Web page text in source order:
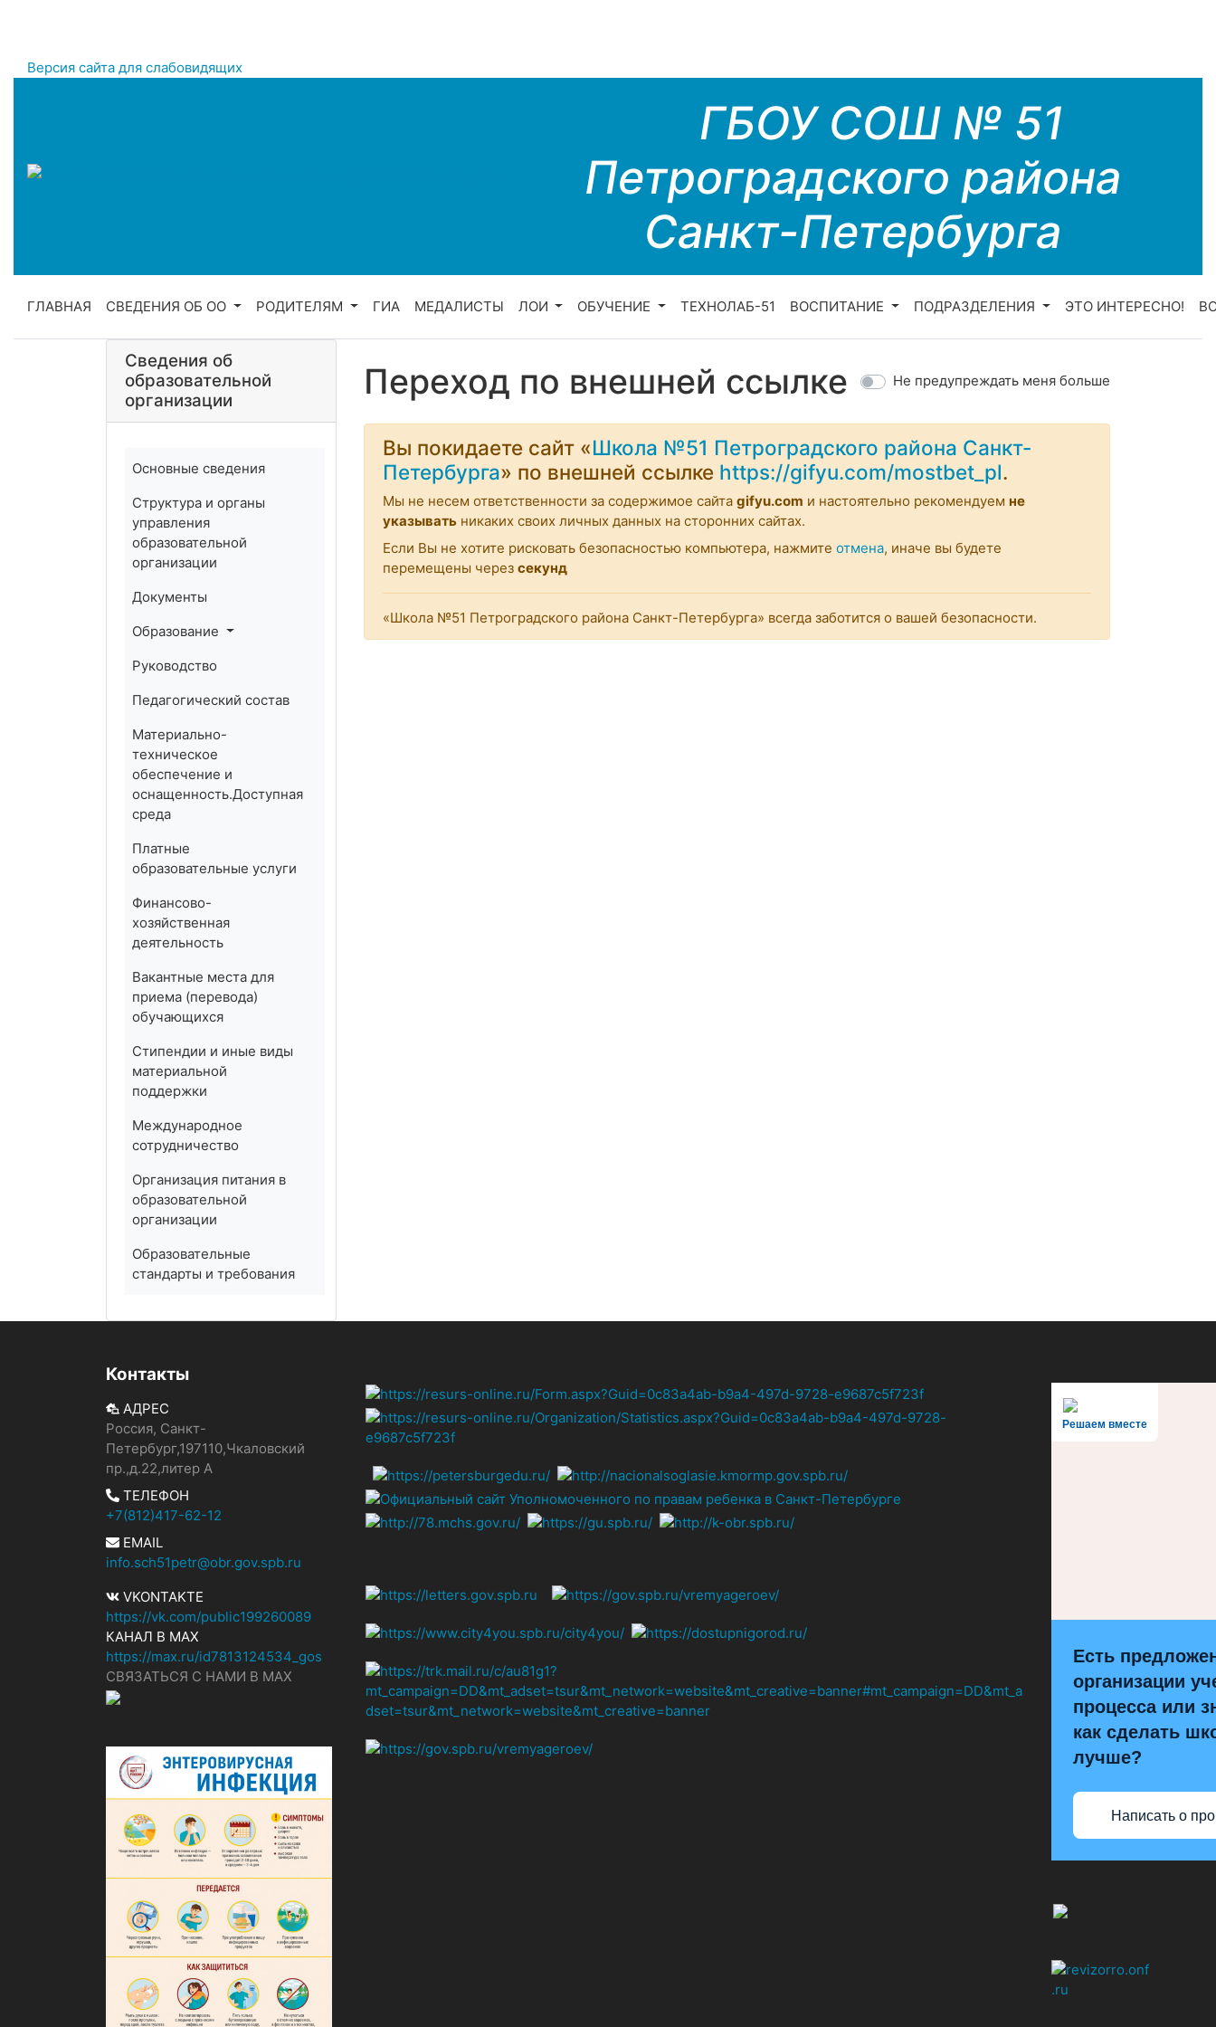
Версия сайта для слабовидящих
ГБОУ СОШ № 51
Петроградского района
Санкт-Петербурга
ГЛАВНАЯ СВЕДЕНИЯ ОБ ОО РОДИТЕЛЯМ ГИА МЕДАЛИСТЫ ЛОИ ОБУЧЕНИЕ ТЕХНОЛАБ-51 ВОСПИТАНИЕ ПОДРАЗДЕЛЕНИЯ ЭТО ИНТЕРЕСНО!
Сведения об
образовательной
организации
Основные сведения
Структура и органы
управления
образовательной
организации
Документы
Образование
Руководство
Педагогический состав
Материально-
техническое
обеспечение и
оснащенность.Доступная
среда
Платные
образовательные услуги
Финансово-
хозяйственная
деятельность
Вакантные места для
приема (перевода)
обучающихся
Стипендии и иные виды
материальной
поддержки
Международное
сотрудничество
Организация питания в
образовательной
организации
Образовательные
стандарты и требования
Переход по внешней ссылке Не предупреждать меня больше
Вы покидаете сайт «Школа №51 Петроградского района Санкт-
Петербурга» по внешней ссылке https://gifyu.com/mostbet_pl.
Мы не несем ответственности за содержимое сайта gifyu.com и настоятельно рекомендуем не
указывать никаких своих личных данных на сторонних сайтах.
Если Вы не хотите рисковать безопасностью компьютера, нажмите отмена, иначе вы будете
перемещены через секунд
«Школа №51 Петроградского района Санкт-Петербурга» всегда заботится о вашей безопасности.
Контакты
АДРЕС
Россия, Санкт-
Петербург,197110,Чкаловский
пр.,д.22,литер А
ТЕЛЕФОН
+7(812)417-62-12
EMAIL
info.sch51petr@obr.gov.spb.ru
VKONTAKTE
https://vk.com/public199260089
КАНАЛ В MAX
https://max.ru/id7813124534_gos
СВЯЗАТЬСЯ С НАМИ В МАХ
Решаем вместе
Есть
организации
процесса или
как сделать
лучше?
Написать о